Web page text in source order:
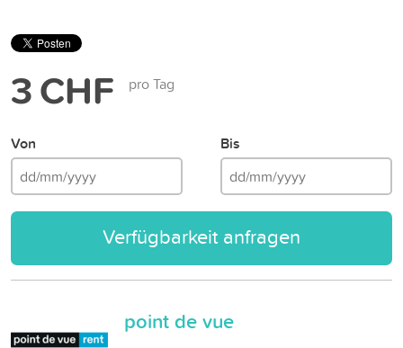
3 CHF pro Tag
Von Bis
Verfügbarkeit anfragen
point de vue